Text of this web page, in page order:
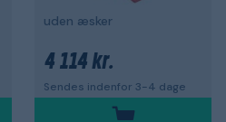
uden æsker
4 114 kr.
Sendes indenfor 3-4 dage